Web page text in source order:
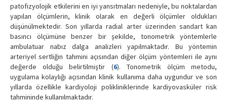
patofizyolojik etkilerini en iyi yansıtmaları nedeniyle, bu noktalardan
yapılan ölçümlerin, klinik olarak en değerli ölçümler oldukları
düşünülmektedir. Son yıllarda radial arter üzerinden sandart kan
basıncı ölçümüne benzer bir şekilde, tonometrik yöntemlerle
ambulatuar nabız dalga analizleri yapılmaktadır. Bu yöntemin
arteriyel sertliğin tahmini açısından diğer ölçüm yöntemleri ile aynı
değerde olduğu belirtilmiştir (6). Tonometrik ölçüm metodu,
uygulama kolaylığı açısından klinik kullanıma daha uygundur ve son
yıllarda özellikle kardiyoloji polikliniklerinde kardiyovasküler risk
tahmininde kullanılmaktadır.